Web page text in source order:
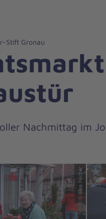
Stift Gronau
Nachmittag im
© Sina Fischer